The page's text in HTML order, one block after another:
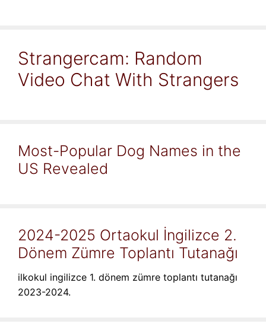
Strangercam: Random
Video Chat With Strangers
Most-Popular Dog Names in the
US Revealed
2024-2025 Ortaokul İngilizce 2.
Dönem Zümre Toplantı Tutanağı
ilkokul ingilizce 1. dönem zümre toplantı tutanağı
2023-2024.